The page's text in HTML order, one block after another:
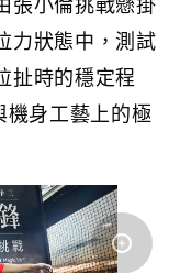
力狀態中，測試
扯時的穩定程
身工藝上的極